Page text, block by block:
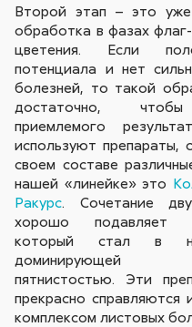
Второй этап – это уже
обработка в фазах
цветения. Если
потенциала и нет
болезней, то такой
достаточно,
приемлемого
используют препараты,
своем составе
нашей «линейке» это
Ракурс. Сочетание
хорошо подавляет
который стал в
доминирующей
пятнистостью. Эти
прекрасно справляются
комплексом листовых